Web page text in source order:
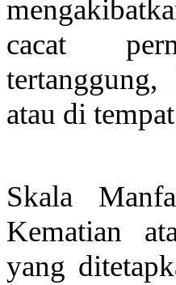
cacat
atau di
Skala
Kematian
yang